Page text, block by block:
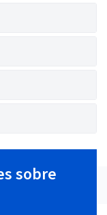
sobre